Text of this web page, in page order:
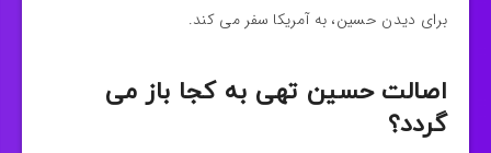
برای دیدن حسین، به آمریکا سفر می کند.
اصالت حسین تهی به کجا باز می
گردد؟